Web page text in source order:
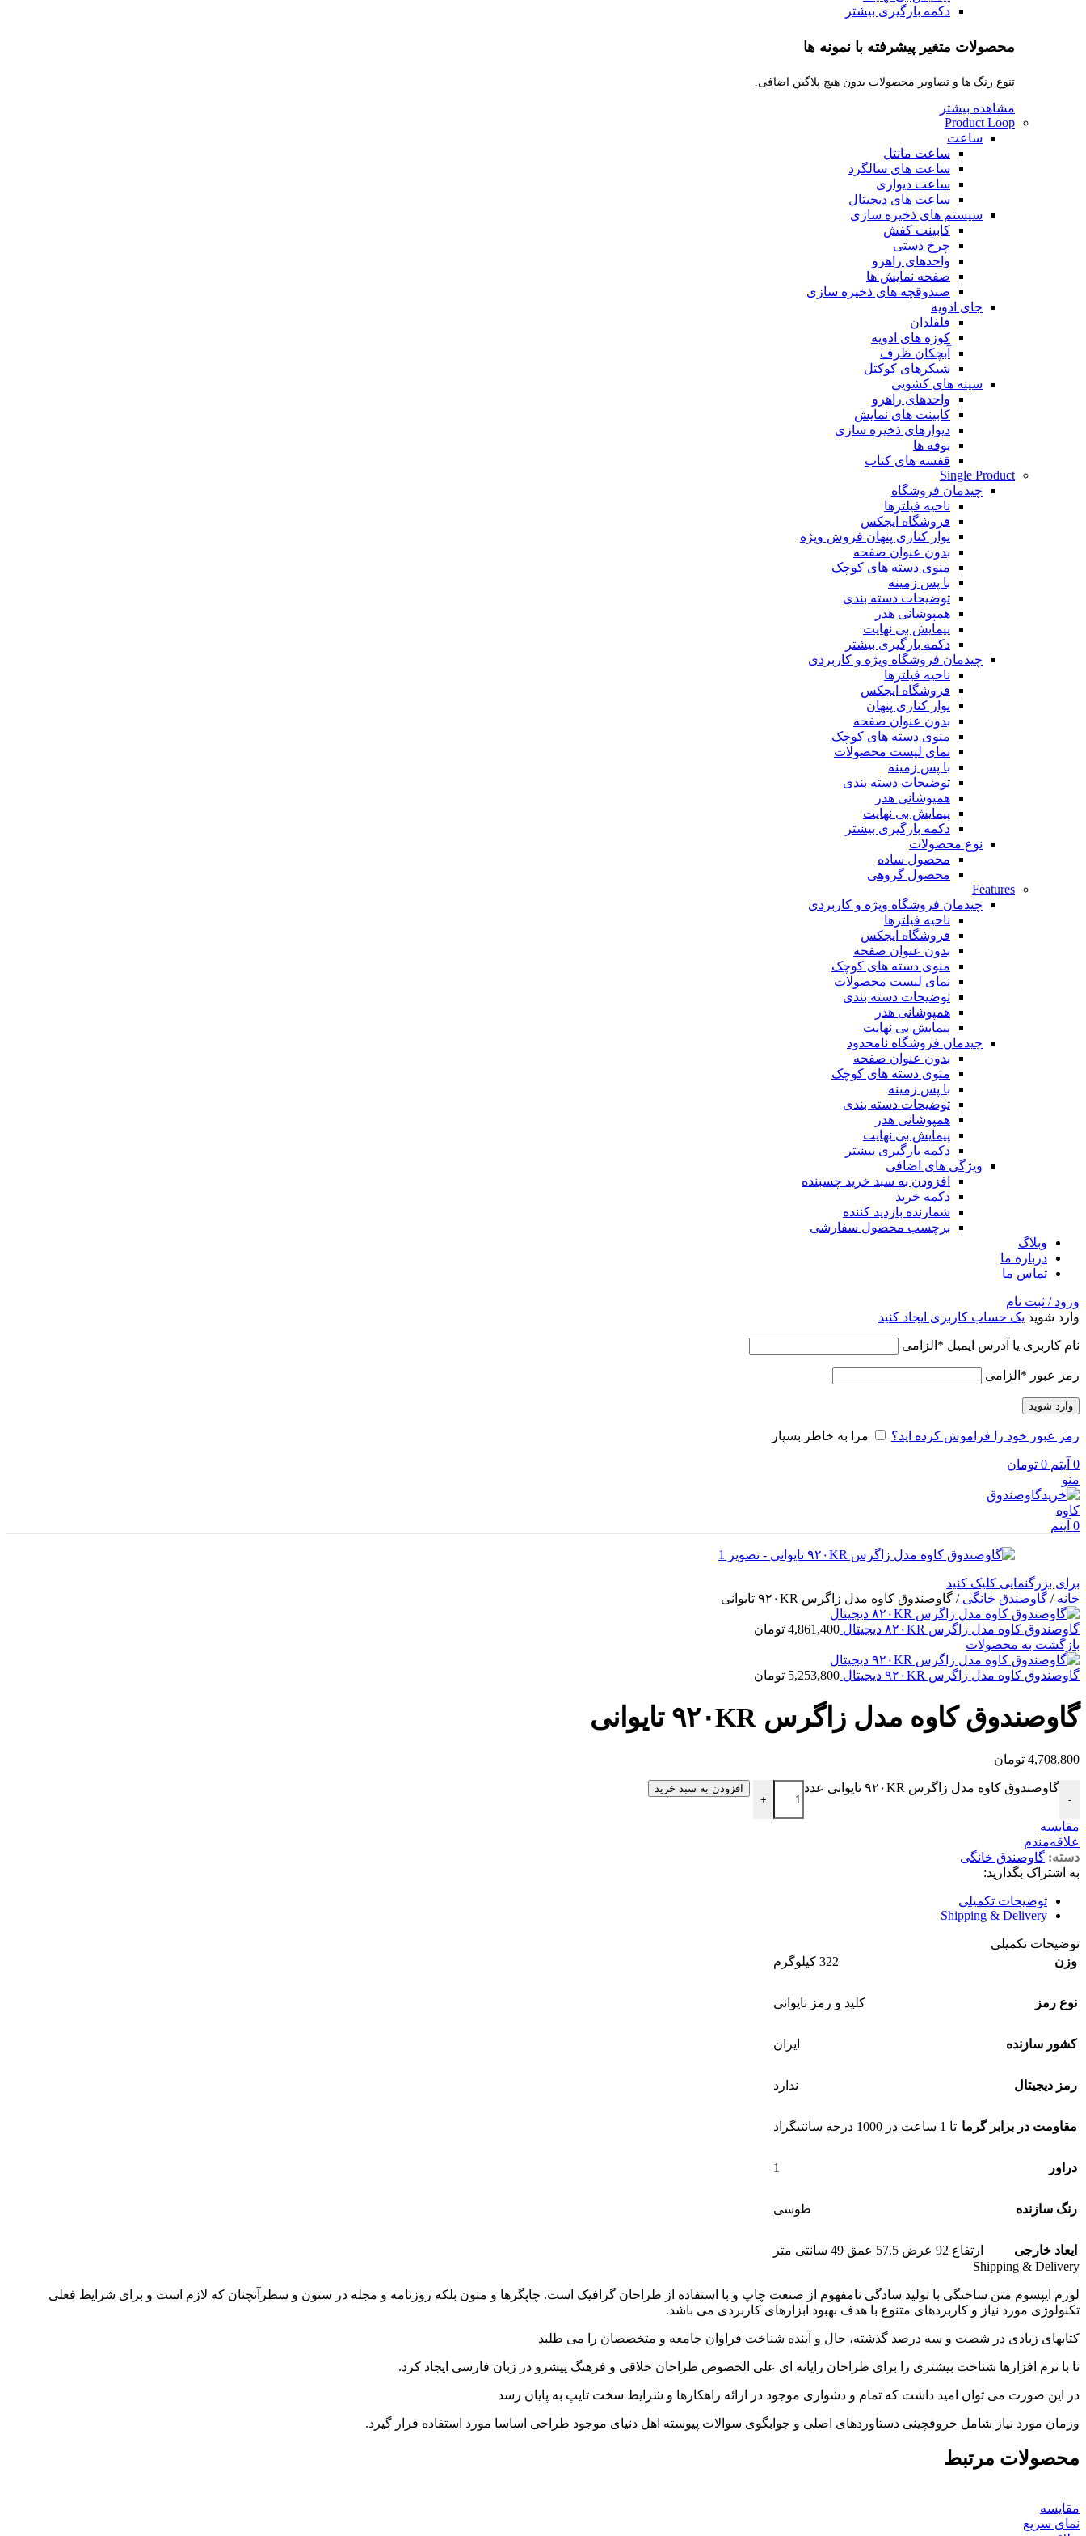
دکمه بارگیری بیشتر
محصولات متغیر پیشرفته با نمونه ها
تنوع رنگ ها و تصاویر محصولات بدون هیچ پلاگین اضافی.
مشاهده بیشتر
Product Loop
ساعت
ساعت مانتل
ساعت های سالگرد
ساعت دیواری
ساعت های دیجیتال
سیستم های ذخیره سازی
کابینت کفش
چرخ دستی
واحدهای راهرو
صفحه نمایش ها
صندوقچه های ذخیره سازی
جای ادویه
فلفلدان
کوزه های ادویه
آبچکان ظرف
شیکرهای کوکتل
سینه های کشویی
واحدهای راهرو
کابینت های نمایش
دیوارهای ذخیره سازی
بوفه ها
قفسه های کتاب
Single Product
چیدمان فروشگاه
ناحیه فیلترها
فروشگاه ایجکس
نوار کناری پنهان فروش ویژه
بدون عنوان صفحه
منوی دسته های کوچک
با پس زمینه
توضیحات دسته بندی
همپوشانی هدر
پیمایش بی نهایت
دکمه بارگیری بیشتر
چیدمان فروشگاه ویژه و کاربردی
ناحیه فیلترها
فروشگاه ایجکس
نوار کناری پنهان
بدون عنوان صفحه
منوی دسته های کوچک
نمای لیست محصولات
با پس زمینه
توضیحات دسته بندی
همپوشانی هدر
پیمایش بی نهایت
دکمه بارگیری بیشتر
نوع محصولات
محصول ساده
محصول گروهی
Features
چیدمان فروشگاه ویژه و کاربردی
ناحیه فیلترها
فروشگاه ایجکس
بدون عنوان صفحه
منوی دسته های کوچک
نمای لیست محصولات
توضیحات دسته بندی
همپوشانی هدر
پیمایش بی نهایت
چیدمان فروشگاه نامحدود
بدون عنوان صفحه
منوی دسته های کوچک
با پس زمینه
توضیحات دسته بندی
همپوشانی هدر
پیمایش بی نهایت
دکمه بارگیری بیشتر
ویژگی های اضافی
افزودن به سبد خرید چسبنده
دکمه خرید
شمارنده بازدید کننده
برچسب محصول سفارشی
وبلاگ
درباره ما
تماس ما
ورود / ثبت نام
وارد شوید یک حساب کاربری ایجاد کنید
نام کاربری یا آدرس ایمیل * الزامی
رمز عبور * الزامی
وارد شوید
رمز عبور خود را فراموش کرده اید؟ مرا به خاطر بسپار
0 آیتم 0 تومان
منو
0 آیتم
برای بزرگنمایی کلیک کنید
خانه/ گاوصندق خانگی/ گاوصندوق کاوه مدل زاگرس ۹۲۰KR تایوانی
گاوصندوق کاوه مدل زاگرس ۸۲۰KR دیجیتال 4,861,400 تومان
بازگشت به محصولات
گاوصندوق کاوه مدل زاگرس ۹۲۰KR دیجیتال 5,253,800 تومان
گاوصندوق کاوه مدل زاگرس ۹۲۰KR تایوانی
4,708,800 تومان
-
گاوصندوق کاوه مدل زاگرس ۹۲۰KR تایوانی عدد
+
افزودن به سبد خرید
مقایسه
علاقه‌مندم
دسته: گاوصندق خانگی
به اشتراک بگذارید:
توضیحات تکمیلی
Shipping & Delivery
توضیحات تکمیلی
وزن
322 کیلوگرم
نوع رمز کلید و رمز تایوانی
کشور سازنده ایران
رمز دیجیتال ندارد
مقاومت در برابر گرما تا 1 ساعت در 1000 درجه سانتیگراد
دراور 1
رنگ سازنده طوسی
ایعاد خارجی
ارتفاع 92 عرض 57.5 عمق 49 سانتی متر
Shipping & Delivery
لورم ایپسوم متن ساختگی با تولید سادگی نامفهوم از صنعت چاپ و با استفاده از طراحان گرافیک است. چاپگرها و متون بلکه روزنامه و مجله در ستون و سطرآنچنان که لازم است و برای شرایط فعلی
تکنولوژی مورد نیاز و کاربردهای متنوع با هدف بهبود ابزارهای کاربردی می باشد.
کتابهای زیادی در شصت و سه درصد گذشته، حال و آینده شناخت فراوان جامعه و متخصصان را می طلبد
تا با نرم افزارها شناخت بیشتری را برای طراحان رایانه ای علی الخصوص طراحان خلاقی و فرهنگ پیشرو در زبان فارسی ایجاد کرد.
در این صورت می توان امید داشت که تمام و دشواری موجود در ارائه راهکارها و شرایط سخت تایپ به پایان رسد
وزمان مورد نیاز شامل حروفچینی دستاوردهای اصلی و جوابگوی سوالات پیوسته اهل دنیای موجود طراحی اساسا مورد استفاده قرار گیرد.
محصولات مرتبط
مقایسه
نمای سریع